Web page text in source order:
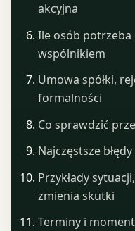
akcyjna
Ile osób potrzeba
wspólnikiem
Umowa spółki,
formalności
Co sprawdzić
Najczęstsze
Przykłady
zmienia skutki
Terminy i moment